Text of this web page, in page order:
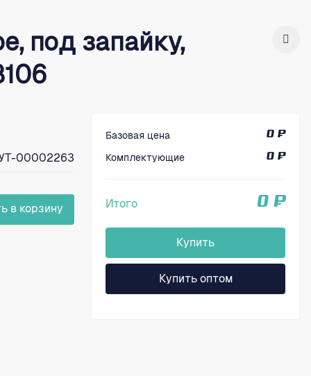
под запайку,
00002263
в корзину
Базовая цена
0 ₽
Комплектующие
0 ₽
Итого 0 ₽
Купить
Купить оптом